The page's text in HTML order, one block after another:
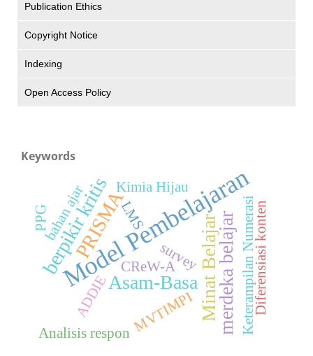
Publication Ethics
Copyright Notice
Indexing
Open Access Policy
Keywords
Model Pembelajaran
Minat Belajar
berpikir kritis
PRISMA merdeka belajar
Asam-Basa Keterampilan Numerasi
Kimia Hijau
bahan ajar
survey
MVTIMPI Diferensiasi konten
LMS
PPG
ADDIE
Analisis respon
CReW-A